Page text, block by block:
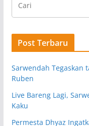
Post Terbaru
Sarwendah Tegaskan
Ruben
Live Bareng Lagi,
Kaku
Permesta Dhyaz